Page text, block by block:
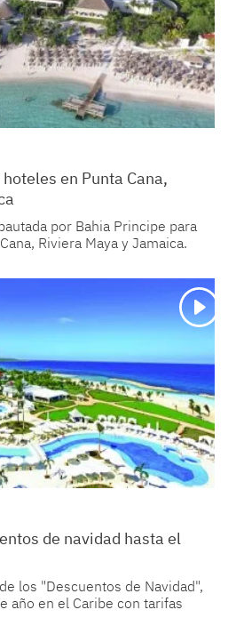
en Punta Cana,
por Bahia Principe para
Riviera Maya y Jamaica.
de navidad hasta el
los "Descuentos de Navidad",
año en el Caribe con tarifas